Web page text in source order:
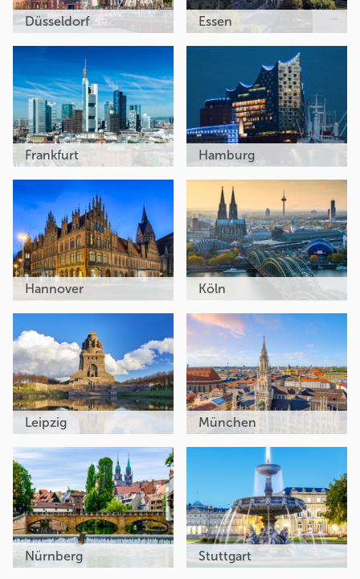
Düsseldorf Essen
Frankfurt Hamburg
Hannover Köln
Leipzig München
Nürnberg Stuttgart